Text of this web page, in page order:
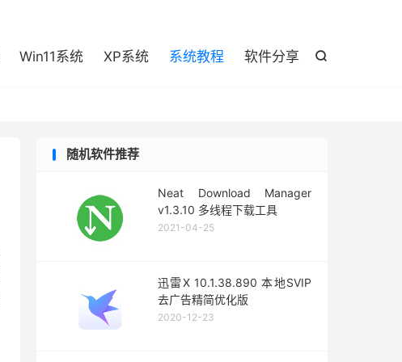

Win11系统 XP系统 系统教程 软件分享
随机软件推荐
Neat Download Manager
v1.3.10 多线程下载工具
2021-04-25
迅雷X 10.1.38.890 本地SVIP
去广告精简优化版
2020-12-23